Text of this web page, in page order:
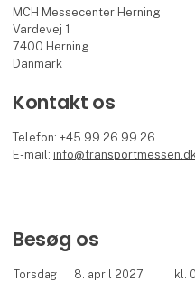
MCH Messecenter Herning
Vardevej 1
7400 Herning
Danmark
Kontakt os
Telefon: +45 99 26 99 26
E-mail: info@transportmessen.dk
Besøg os
Torsdag 8. april 2027
kl.